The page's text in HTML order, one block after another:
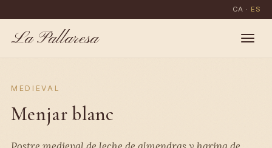
CA · ES
La Pallaresa
MEDIEVAL
Menjar blanc